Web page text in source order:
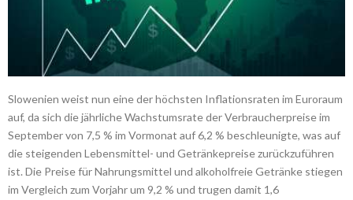
Slowenien weist nun eine der höchsten Inflationsraten im Euroraum
auf, da sich die jährliche Wachstumsrate der Verbraucherpreise im
September von 7,5 % im Vormonat auf 6,2 % beschleunigte, was auf
die steigenden Lebensmittel- und Getränkepreise zurückzuführen
ist. Die Preise für Nahrungsmittel und alkoholfreie Getränke stiegen
im Vergleich zum Vorjahr um 9,2 % und trugen damit 1,6